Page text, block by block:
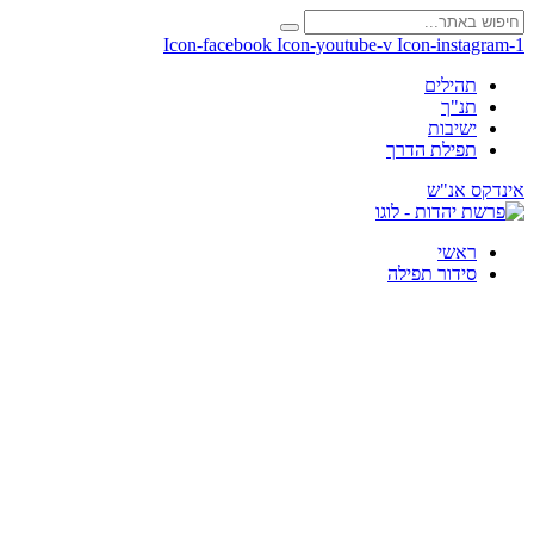
Icon-facebook Icon-youtube-v Icon-instagram-1
תהילים
תנ"ך
ישיבות
תפילת הדרך
אינדקס אנ"ש
ראשי
סידור תפילה